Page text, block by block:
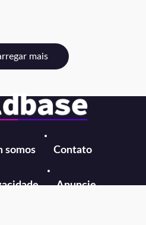
mais
somos Contato
Anuncie